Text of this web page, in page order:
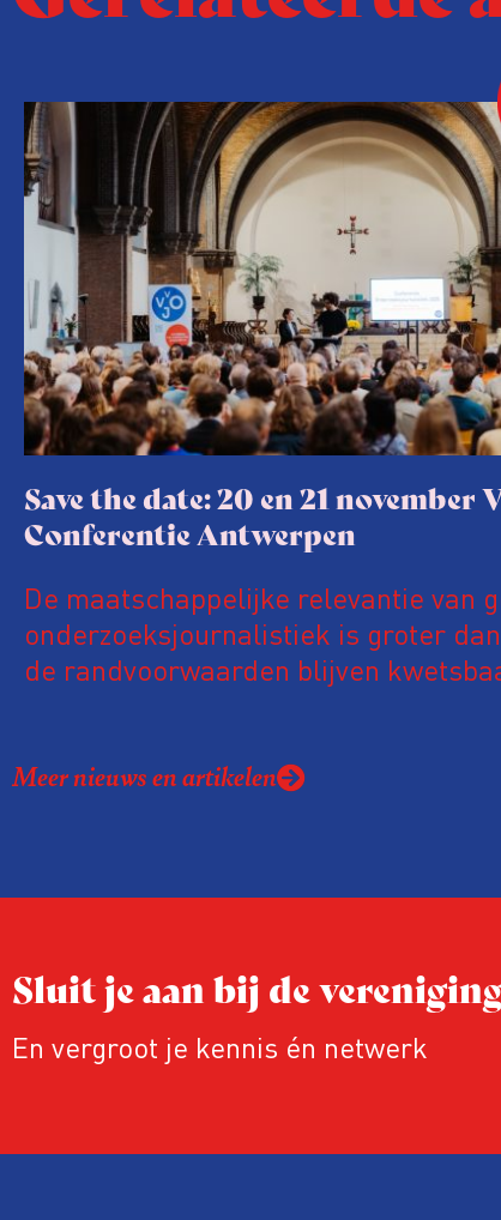
Save the date: 20 en 21 november
Conferentie Antwerpen
De maatschappelijke relevantie van
onderzoeksjournalistiek is groter
de randvoorwaarden blijven
urgente blik op de staat van ons vak.
Meer nieuws en artikelen
Sluit je aan bij de
En vergroot je kennis én netwerk